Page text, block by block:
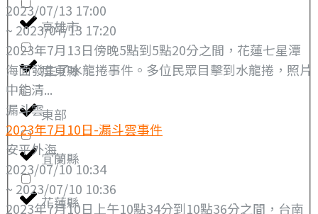
高雄市
屏東縣
東部
宜蘭縣
花蓮縣
2023/07/13 17:00
~ 2023/07/13 17:20
2023年7月13日傍晚5點到5點20分之間，花蓮七星潭
海面發生了水龍捲事件。多位民眾目擊到水龍捲，照片
中能清...
漏斗雲
2023年7月10日-漏斗雲事件
安平外海
2023/07/10 10:34
~ 2023/07/10 10:36
2023年7月10日上午10點34分到10點36分之間，台南